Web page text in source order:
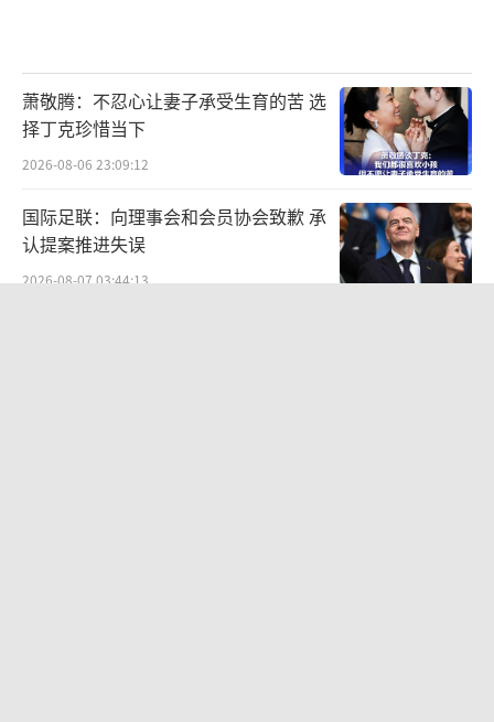
萧敬腾：不忍心让妻子承受生育的苦 选
择丁克珍惜当下
2026-08-06 23:09:12
国际足联：向理事会和会员协会致歉 承
认提案推进失误
2026-08-07 03:44:13